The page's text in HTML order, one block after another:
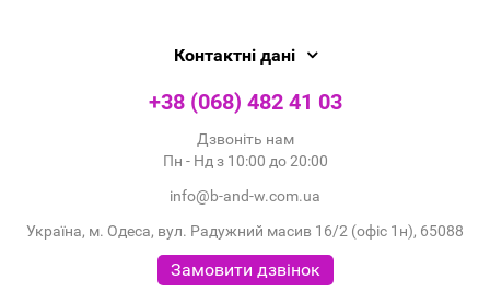
Контактні дані
+38 (068) 482 41 03
Дзвоніть нам
Пн - Нд з 10:00 до 20:00
info@b-and-w.com.ua
Україна, м. Одеса, вул. Радужний масив 16/2 (офіс 1н), 65088
Замовити дзвінок